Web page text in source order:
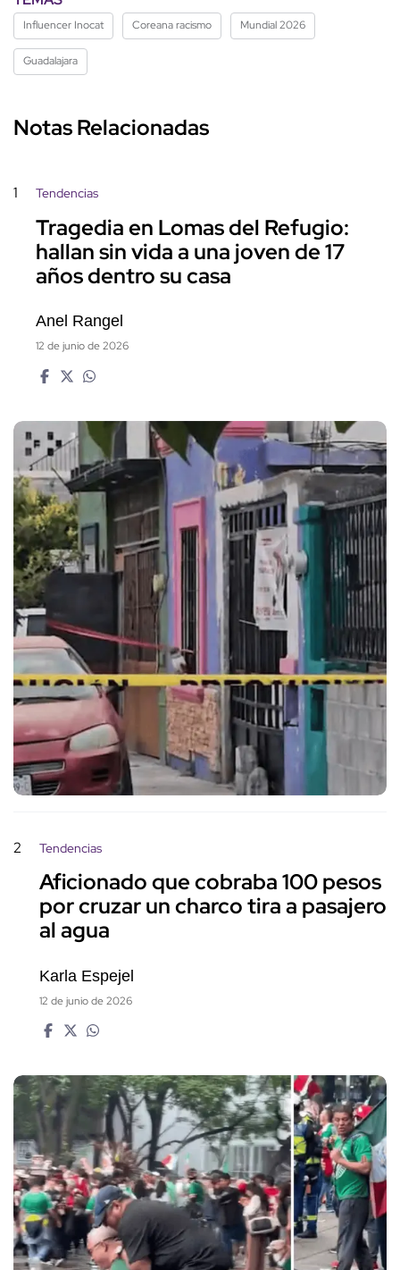
Influencer Inocat Coreana racismo Mundial 2026
Guadalajara
Notas Relacionadas
1 Tendencias
Tragedia en Lomas del Refugio:
hallan sin vida a una joven de 17
años dentro su casa
Anel Rangel
12 de junio de 2026
2 Tendencias
Aficionado que cobraba 100 pesos
por cruzar un charco tira a pasajero
al agua
Karla Espejel
12 de junio de 2026